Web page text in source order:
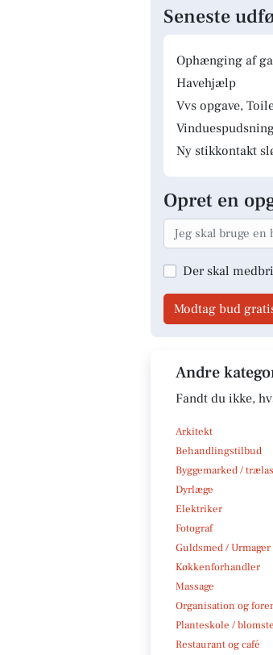
Seneste
Ophænging af
Havehjælp
Vvs opgave,
Ny stikkontakt
Opret en
Der skal
Modtag bud
Andre
Fandt du ikke,
Arkitekt
Behandlingstilbud
Byggemarked /
Dyrlæge
Elektriker
Fotograf
Guldsmed / Urmager
Køkkenforhandler
Massage
Organisation og
Planteskole /
Restaurant og café